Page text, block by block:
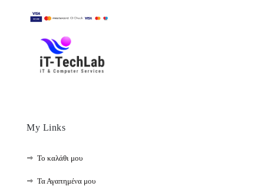
My Links
Το καλάθι μου
Τα Αγαπημένα μου